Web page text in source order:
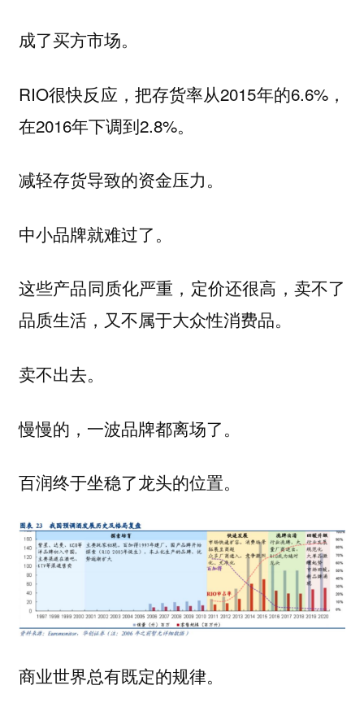
成了买方市场。
RIO很快反应，把存货率从2015年的6.6%，
在2016年下调到2.8%。
减轻存货导致的资金压力。
中小品牌就难过了。
这些产品同质化严重，定价还很高，卖不了
品质生活，又不属于大众性消费品。
卖不出去。
慢慢的，一波品牌都离场了。
百润终于坐稳了龙头的位置。
商业世界总有既定的规律。